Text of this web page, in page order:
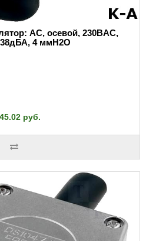
AC, осевой, 230ВAC,
4 ммH2O
руб.